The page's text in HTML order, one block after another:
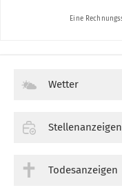
Wetter
Stellenanzeigen
Todesanzeigen